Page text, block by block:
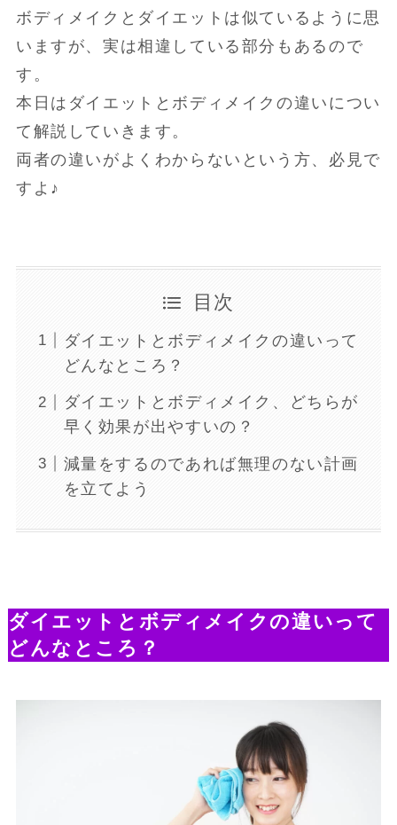
ボディメイクとダイエットは似ているように思
いますが、実は相違している部分もあるので
す。
本日はダイエットとボディメイクの違いについ
て解説していきます。
両者の違いがよくわからないという方、必見で
すよ♪
目次
ダイエットとボディメイクの違いって
どんなところ？
ダイエットとボディメイク、どちらが
早く効果が出やすいの？
減量をするのであれば無理のない計画
を立てよう
ダイエットとボディメイクの違いって
どんなところ？